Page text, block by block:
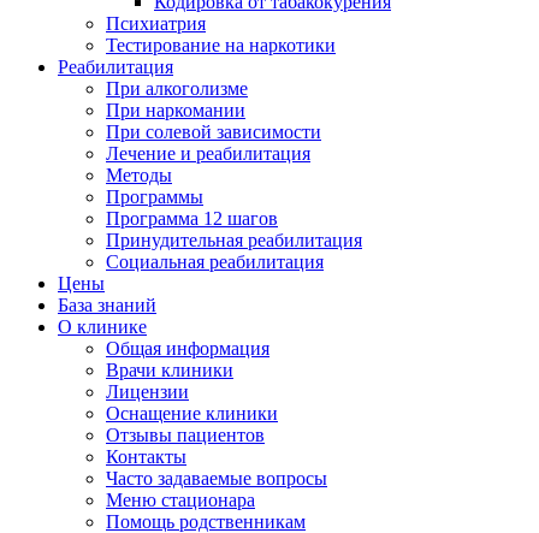
Психиатрия
Тестирование на наркотики
Реабилитация
При алкоголизме
При наркомании
При солевой зависимости
Лечение и реабилитация
Методы
Программы
Программа 12 шагов
Принудительная реабилитация
Социальная реабилитация
Цены
База знаний
О клинике
Общая информация
Врачи клиники
Лицензии
Оснащение клиники
Отзывы пациентов
Контакты
Часто задаваемые вопросы
Меню стационара
Помощь родственникам